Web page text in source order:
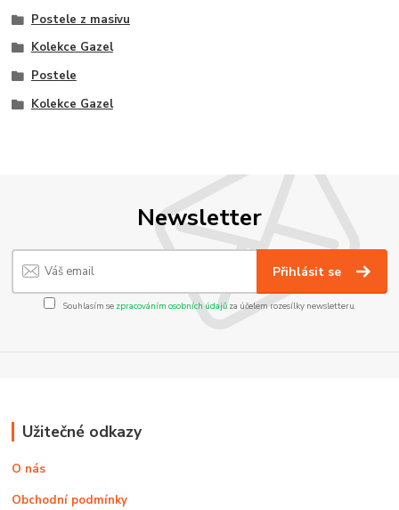
Postele z masivu
Kolekce Gazel
Postele
Kolekce Gazel
Newsletter
Přihlásit se
Souhlasím se zpracováním osobních údajůza účelem rozesílky newsletteru.
Užitečné odkazy
O nás
Obchodní podmínky